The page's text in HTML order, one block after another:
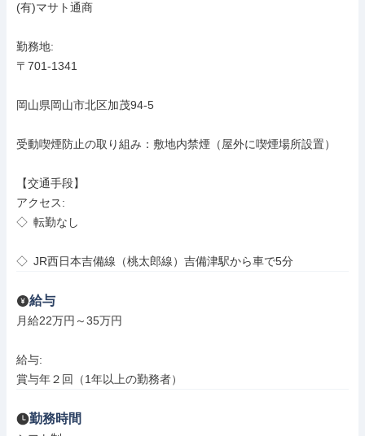
(有)マサト通商
勤務地:
〒701-1341
岡山県岡山市北区加茂94-5
受動喫煙防止の取り組み：敷地内禁煙（屋外に喫煙場所設置）
【交通手段】
アクセス:
◇ 転勤なし
◇ JR西日本吉備線（桃太郎線）吉備津駅から車で5分
給与
月給22万円～35万円
給与:
賞与年２回（1年以上の勤務者）
勤務時間